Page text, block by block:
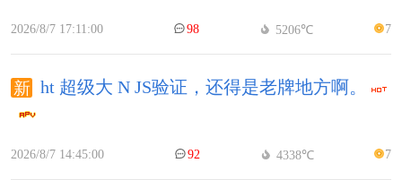
2026/8/7 17:11:00 98 5206℃ 7
ht 超级大 N JS验证，还得是老牌地方啊。
2026/8/7 14:45:00 92 4338℃ 7